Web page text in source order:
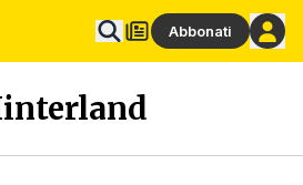
Abbonati